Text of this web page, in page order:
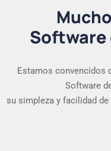
Software
Estamos convencidos
Software
su simpleza y facilidad